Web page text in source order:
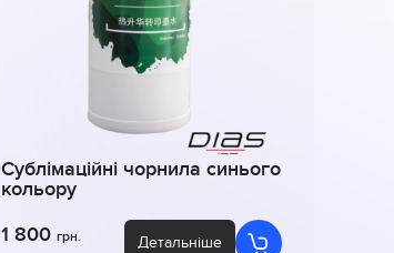
Сублімаційні чорнила синього
кольору
1 800грн. Детальніше